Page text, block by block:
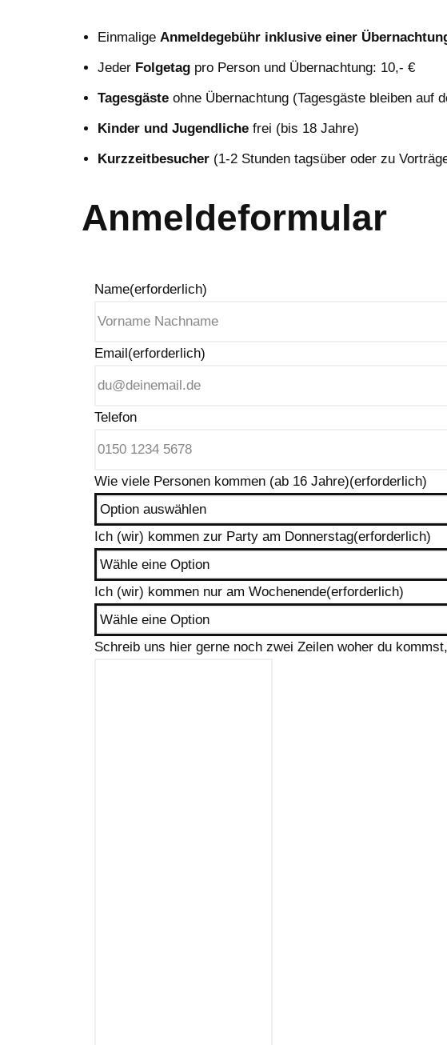
Einmalige Anmeldegebühr inklusive einer
Jeder Folgetag pro Person und Übernachtung: 10,- €
Tagesgäste ohne Übernachtung (Tagesgäste bleiben auf
Kinder und Jugendliche frei (bis 18 Jahre)
Kurzzeitbesucher (1-2 Stunden tagsüber oder zu
Anmeldeformular
Name(erforderlich)
Email(erforderlich)
Telefon
Wie viele Personen kommen (ab 16 Jahre)(erforderlich)
Ich (wir) kommen zur Party am Donnerstag(erforderlich)
Ich (wir) kommen nur am Wochenende(erforderlich)
Schreib uns hier gerne noch zwei Zeilen woher du